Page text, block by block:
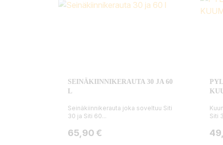
SEINÄKIINNIKERAUTA 30 JA 60
L
Seinäkiinnikerauta joka soveltuu Siti
30 ja Siti 60...
Hinta
65,90 €
Siti